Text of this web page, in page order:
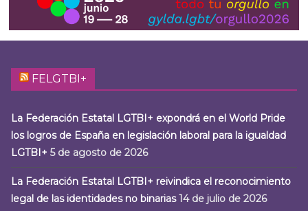
FELGTBI+
La Federación Estatal LGTBI+ expondrá en el World Pride
los logros de España en legislación laboral para la igualdad
LGTBI+ 5 de agosto de 2026
La Federación Estatal LGTBI+ reivindica el reconocimiento
legal de las identidades no binarias 14 de julio de 2026